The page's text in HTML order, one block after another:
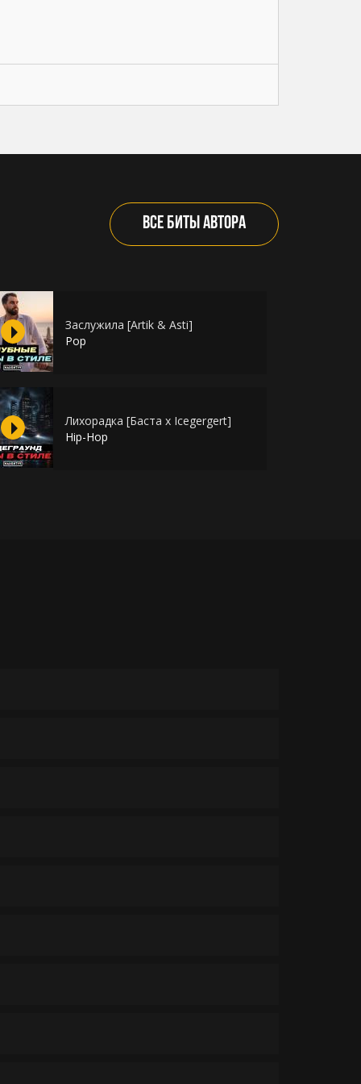
ВСЕ БИТЫ АВТОРА
Заслужила [Artik & Asti]
Pop
Лихорадка [Баста х Icegergert]
Hip-Hop